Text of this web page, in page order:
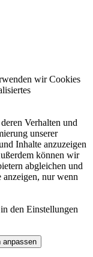
wir Cookies
Verhalten und
unserer
Inhalte anzuzeigen
können wir
abgleichen und
anzeigen, nur wenn
den Einstellungen
anpassen